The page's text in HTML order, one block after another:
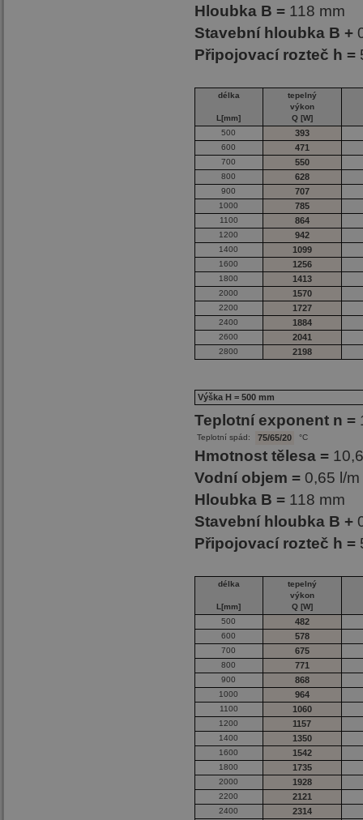
Hloubka B = 118 mm
Stavební hloubka B +
Připojovací rozteč h =
délka
L[mm]
tepelný
výkon
Q [W]
500
393
600 471
700 550
800 628
900 707
1000 785
1100 864
1200 942
1400 1099
1600 1256
1800 1413
2000 1570
2200 1727
2400 1884
2600 2041
2800 2198
Výška H = 500 mm
Teplotní exponent n =
Teplotní spád: 75/65/20 °C
Hmotnost tělesa =
Vodní objem = 0,65 l/m
Hloubka B = 118 mm
Stavební hloubka B +
Připojovací rozteč h =
délka
L[mm]
tepelný
výkon
Q [W]
500
482
600 578
700 675
800 771
900 868
1000 964
1100 1060
1200 1157
1400 1350
1600 1542
1800 1735
2000 1928
2200 2121
2400 2314